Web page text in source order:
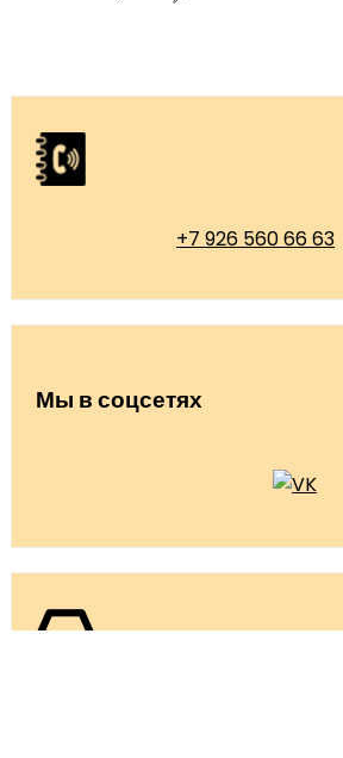
+7 926 560 66 63
Мы в соцсетях